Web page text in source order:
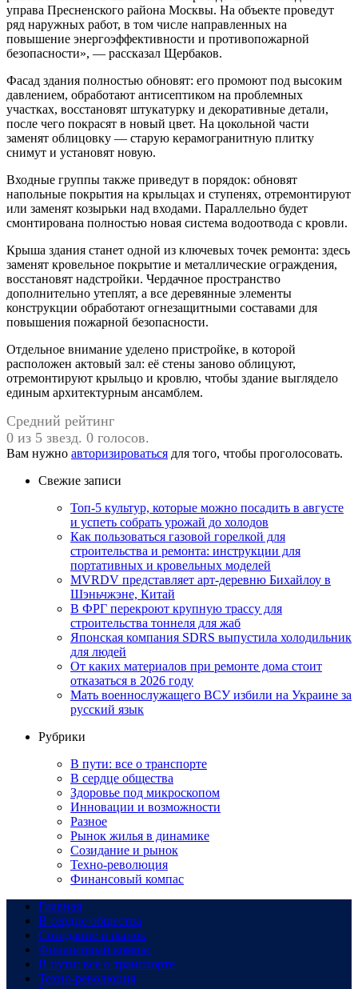
управа Пресненского района Москвы. На объекте проведут
ряд наружных работ, в том числе направленных на
повышение энергоэффективности и противопожарной
безопасности», — рассказал Щербаков.
Фасад здания полностью обновят: его промоют под высоким
давлением, обработают антисептиком на проблемных
участках, восстановят штукатурку и декоративные детали,
после чего покрасят в новый цвет. На цокольной части
заменят облицовку — старую керамогранитную плитку
снимут и установят новую.
Входные группы также приведут в порядок: обновят
напольные покрытия на крыльцах и ступенях, отремонтируют
или заменят козырьки над входами. Параллельно будет
смонтирована полностью новая система водоотвода с кровли.
Крыша здания станет одной из ключевых точек ремонта: здесь
заменят кровельное покрытие и металлические ограждения,
восстановят надстройки. Чердачное пространство
дополнительно утеплят, а все деревянные элементы
конструкции обработают огнезащитными составами для
повышения пожарной безопасности.
Отдельное внимание уделено пристройке, в которой
расположен актовый зал: её стены заново облицуют,
отремонтируют крыльцо и кровлю, чтобы здание выглядело
единым архитектурным ансамблем.
Средний рейтинг
0 из 5 звезд. 0 голосов.
Вам нужно авторизироваться для того, чтобы проголосовать.
Свежие записи
Топ-5 культур, которые можно посадить в августе
и успеть собрать урожай до холодов
Как пользоваться газовой горелкой для
строительства и ремонта: инструкции для
портативных и кровельных моделей
MVRDV представляет арт-деревню Бихайлоу в
Шэньчжэне, Китай
В ФРГ перекроют крупную трассу для
строительства тоннеля для жаб
Японская компания SDRS выпустила холодильник
для людей
От каких материалов при ремонте дома стоит
отказаться в 2026 году
Мать военнослужащего ВСУ избили на Украине за
русский язык
Рубрики
В пути: все о транспорте
В сердце общества
Здоровье под микроскопом
Инновации и возможности
Разное
Рынок жилья в динамике
Созидание и рынок
Техно-революция
Финансовый компас
Главная
В сердце общества
Созидание и рынок
Финансовый компас
В пути: все о транспорте
Техно-революция